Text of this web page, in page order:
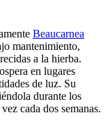
Beaucarnea
mantenimiento,
a la hierba.
en lugares
de luz. Su
durante los
cada dos semanas.